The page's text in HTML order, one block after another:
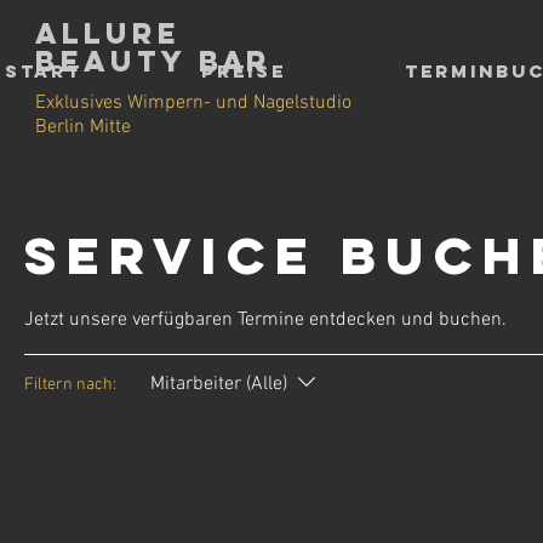
Allure
Beauty Bar
Exklusives Wimpern- und Nagelstudio
Berlin Mitte
Start Preise
Service
Jetzt unsere verfügbaren Termine entdecken und buchen.
Filtern nach: Mitarbeiter (Alle)